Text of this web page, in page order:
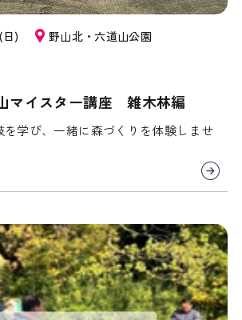
日)
野山北・六道山公園
山マイスター講座 雑木林編
学び、一緒に森づくりを体験しませ